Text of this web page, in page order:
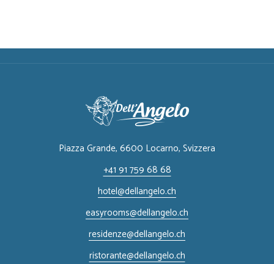
Piazza Grande, 6600 Locarno, ​Svizzera
+41 91 759 68 68
hotel@dellangelo.ch
easyrooms@dellangelo.ch
residenze@dellangelo.ch
ristorante@dellangelo.ch